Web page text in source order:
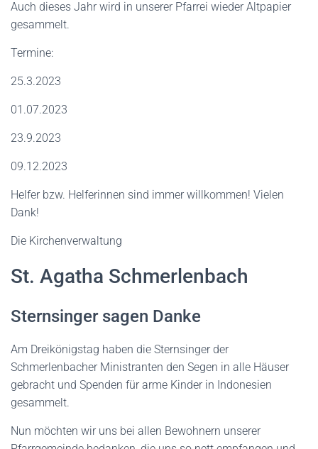
Auch dieses Jahr wird in unserer Pfarrei wieder Altpapier
gesammelt.
Termine:
25.3.2023
01.07.2023
23.9.2023
09.12.2023
Helfer bzw. Helferinnen sind immer willkommen! Vielen
Dank!
Die Kirchenverwaltung
St. Agatha Schmerlenbach
Sternsinger sagen Danke
Am Dreikönigstag haben die Sternsinger der
Schmerlenbacher Ministranten den Segen in alle Häuser
gebracht und Spenden für arme Kinder in Indonesien
gesammelt.
Nun möchten wir uns bei allen Bewohnern unserer